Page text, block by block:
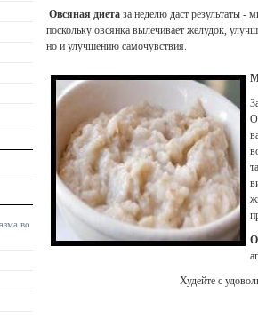
во
Овсяная диета за неделю даст результаты
поскольку овсянка вылечивает желудок,
но и улучшению самочувствия.
Худейте с